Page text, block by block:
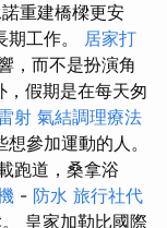
重建橋樑更安
工作。 居家打
，而不是扮演角
，假期是在每天匆
射 氣結調理療法
參加運動的人。
跑道，桑拿浴
- 防水 旅行社代
皇家加勒比國際